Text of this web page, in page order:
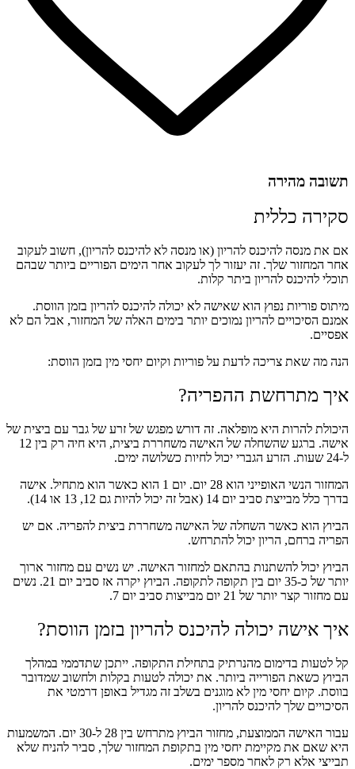
תשובה מהירה
סקירה כללית
אם את מנסה להיכנס להריון (או מנסה לא להיכנס להריון), חשוב לעקוב
אחר המחזור שלך. זה יעזור לך לעקוב אחר הימים הפוריים ביותר שבהם
תוכלי להיכנס להריון ביתר קלות.
מיתוס פוריות נפוץ הוא שאישה לא יכולה להיכנס להריון בזמן הווסת.
אמנם הסיכויים להריון נמוכים יותר בימים האלה של המחזור, אבל הם לא
אפסיים.
הנה מה שאת צריכה לדעת על פוריות וקיום יחסי מין בזמן הווסת:
איך מתרחשת ההפריה?
היכולת להרות היא מופלאה. זה דורש מפגש של זרע של גבר עם ביצית של
אישה. ברגע שהשחלה של האישה משחררת ביצית, היא חיה רק ​​בין 12
ל-24 שעות. הזרע הגברי יכול לחיות כשלושה ימים.
המחזור הנשי האופייני הוא 28 יום. יום 1 הוא כאשר הוא מתחיל. אישה
בדרך כלל מבייצת סביב יום 14 (אבל זה יכול להיות גם 12, 13 או 14).
הביוץ הוא כאשר השחלה של האישה משחררת ביצית להפריה. אם יש
הפריה ברחם, הריון יכול להתרחש.
הביוץ יכול להשתנות בהתאם למחזור האישה. יש נשים עם מחזור ארוך
יותר של כ-35 יום בין תקופה לתקופה. הביוץ יקרה אז סביב יום 21. נשים
עם מחזור קצר יותר של 21 יום מבייצות סביב יום 7.
איך אישה יכולה להיכנס להריון בזמן הווסת?
קל לטעות בדימום מהנרתיק בתחילת התקופה. ייתכן שתדממי במהלך
הביוץ כשאת הפורייה ביותר. את יכולה לטעות בקלות ולחשוב שמדובר
בווסת. קיום יחסי מין לא מוגנים בשלב זה מגדיל באופן דרמטי את
הסיכויים שלך להיכנס להריון.
עבור האישה הממוצעת, מחזור הביוץ מתרחש בין 28 ל-30 יום. המשמעות
היא שאם את מקיימת יחסי מין בתקופת המחזור שלך, סביר להניח שלא
תבייצי אלא רק לאחר מספר ימים.